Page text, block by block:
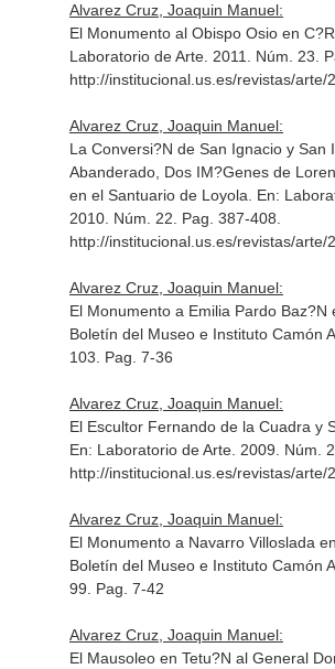
Alvarez Cruz, Joaquin Manuel:
El Monumento al Obispo Osio en
Laboratorio de Arte. 2011. Núm. 23.
http://institucional.us.es/revistas/arte/
Alvarez Cruz, Joaquin Manuel:
La Conversi?N de San Ignacio y San
Abanderado, Dos IM?Genes de
en el Santuario de Loyola. En:
2010. Núm. 22. Pag. 387-408.
http://institucional.us.es/revistas/
Alvarez Cruz, Joaquin Manuel:
El Monumento a Emilia Pardo Baz?N
Boletín del Museo e Instituto Camón
103. Pag. 7-36
Alvarez Cruz, Joaquin Manuel:
El Escultor Fernando de la Cuadra y
En: Laboratorio de Arte. 2009. Núm.
http://institucional.us.es/revistas/
Alvarez Cruz, Joaquin Manuel:
El Monumento a Navarro Villoslada
Boletín del Museo e Instituto Camón
99. Pag. 7-42
Alvarez Cruz, Joaquin Manuel:
El Mausoleo en Tetu?N al General